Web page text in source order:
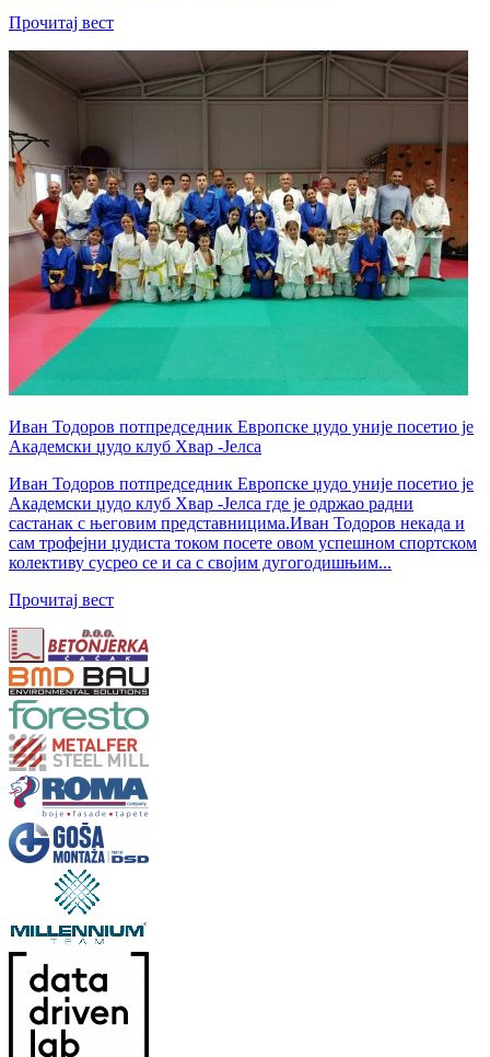
Прочитај вест
Иван Тодоров потпредседник Европске џудо уније посетио је
Академски џудо клуб Хвар -Јелса
Иван Тодоров потпредседник Европске џудо уније посетио је
Академски џудо клуб Хвар -Јелса где је одржао радни
састанак с његовим представницима.Иван Тодоров некада и
сам трофејни џудиста током посете овом успешном спортском
колективу сусрео се и са с својим дугогодишњим...
Прочитај вест